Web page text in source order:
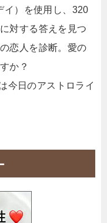
イ）を使用し、320
対する答えを見つ
恋人を診断。愛の
か？
今日のアストロライ